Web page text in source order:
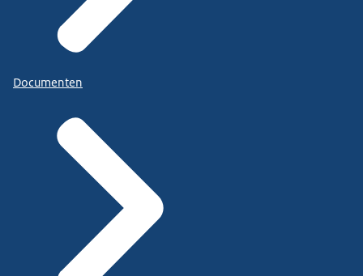
Documenten